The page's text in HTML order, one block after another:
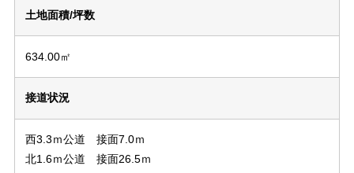
土地面積/坪数
634.00㎡
接道状況
西3.3ｍ公道 接面7.0ｍ
北1.6ｍ公道 接面26.5ｍ